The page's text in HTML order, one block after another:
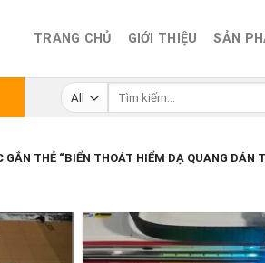
TRANG CHỦ GIỚI THIỆU SẢN
THẺ “BIỂN THOÁT HIỂM DẠ QUANG DÁN